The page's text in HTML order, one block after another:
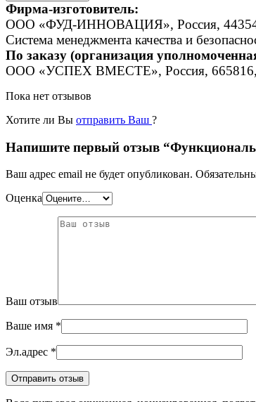
Фирма-изготовитель:
ООО «ФУД-ИННОВАЦИЯ», Россия, 443544,
Система менеджмента качества и
По заказу (организация
ООО «УСПЕХ ВМЕСТЕ», Россия, 665816,
Пока нет отзывов
Хотите ли Вы отправить Ваш ?
Напишите первый отзыв
Ваш адрес email не будет опубликован.
Оценка
Ваш отзыв
Ваше имя *
Эл.адрес *